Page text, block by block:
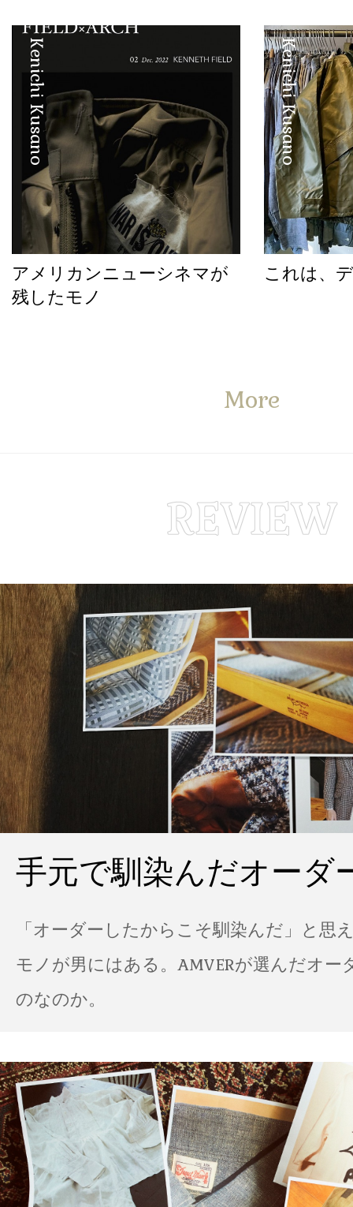
Kenichi Kusano
アメリカンニューシネマが
残したモノ
Kenichi Kusano
これは、
More
手元で馴染んだオーダ
「オーダーしたからこそ馴染んだ」と思
モノが男にはある。AMVERが選んだオー
のなのか。